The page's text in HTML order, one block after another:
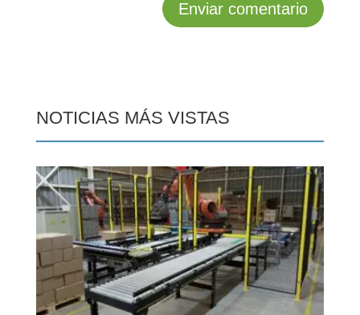
NOTICIAS MÁS VISTAS